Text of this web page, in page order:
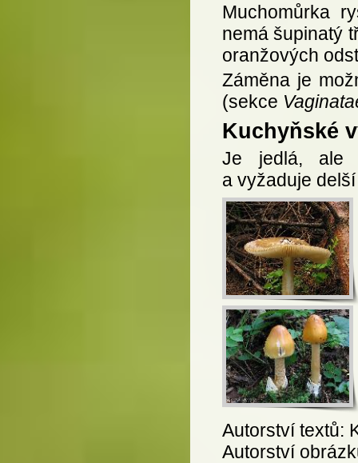
Muchomůrka
nemá šupinatý
oranžových
Záměna je
(sekce
Kuchyňské
Je jedlá, ale
a vyžaduje
Autorství textů:
Autorství